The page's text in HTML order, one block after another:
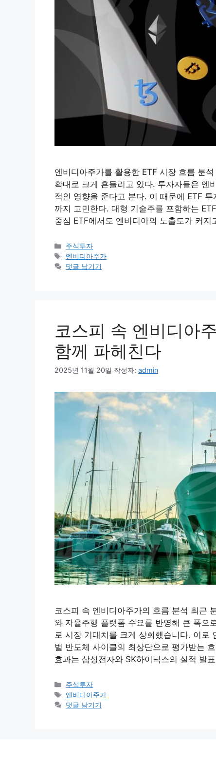
엔비디아주가를 활용한 ETF 시장 흐름 분
확대로 크게 흔들리고 있다. 투자자들은 엔
적인 영향을 준다고 본다. 이 때문에 ETF
까지 고민한다. 대형 기술주를 포함하는
중심 ETF에서도 엔비디아의 노출도가 커지
카
테
고
주식투자
태
그
엔비디아주가
댓글 남기기
코스피 속 엔비디아
함께 파헤친다
2025년 11월 20일 작성자: admin
코스피 속 엔비디아주가의 흐름 분석 최근
와 자율주행 플랫폼 수요를 반영해 큰 폭으
로 시장 기대치를 크게 상회했습니다. 이로
벌 반도체 사이클의 최상단으로 평가받는
효과는 삼성전자와 SK하이닉스의 실적 발
카
테
고
주식투자
태
그
엔비디아주가
댓글 남기기